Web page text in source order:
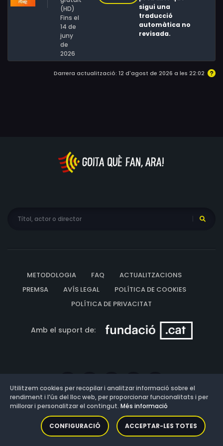
Santi Sudaros, Madh Sy Savane, Stéphane Van Huffel,
Jean-Philippe Visini, Mathilde Vitry, Tony Zarouel, Lady,
Hendji, Lundja, Celia Canning, Etienne Monin, Geoffrey
Petit-Jean-Genat
(HD)
Fins el
14 de
juny
de
2026
sigui una
traducció
automàtica no
revisada.
Darrera actualització: 12 d'agost de 2026 a les 22:02
METODOLOGIA FAQ
ACTUALITZACIONS
PREMSA
AVÍS LEGAL
POLÍTICA DE COOKIES
POLÍTICA DE PRIVACITAT
Amb el suport de:
Versió: 3.13.0.202607011342
Utilitzem cookies per recopilar i analitzar informació sobre el
rendiment i l’ús del lloc web, per proporcionar funcionalitats i per
millorar i personalitzar el contingut. Més informació
CONFIGURACIÓ ACCEPTAR-LES TOTES